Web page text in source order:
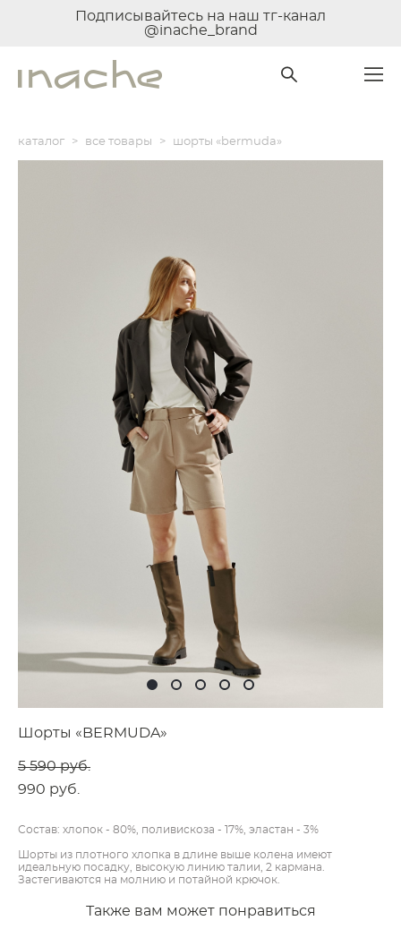
Подписывайтесь на наш тг-канал
@inache_brand
каталог > все товары > шорты «bermuda»
Шорты «BERMUDA»
5 590 pуб.
990 pуб.
Состав: хлопок - 80%, поливискоза - 17%, эластан - 3%
Шорты из плотного хлопка в длине выше колена имеют
идеальную посадку, высокую линию талии, 2 кармана.
Застегиваются на молнию и потайной крючок.
Также вам может понравиться